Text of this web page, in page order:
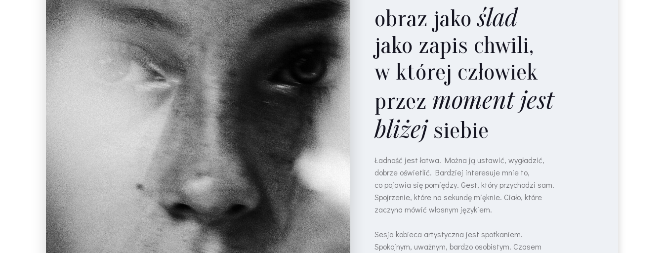
obraz jakoślad
jako zapis chwili,
w której człowiek
przez moment jest
bliżejsiebie
Ładność jest łatwa. Można ją ustawić, wygładzić,
dobrze oświetlić. Bardziej interesuje mnie to,
co pojawia się pomiędzy. Gest, który przychodzi sam.
Spojrzenie, które na sekundę mięknie. Ciało, które
zaczyna mówić własnym językiem.
Sesja kobieca artystyczna jest spotkaniem.
Spokojnym, uważnym, bardzo osobistym. Czasem